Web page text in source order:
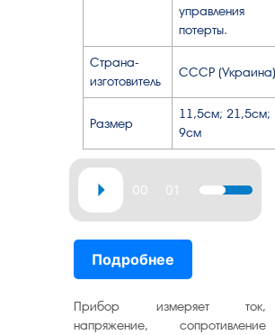
управления
потерты.
Страна-
изготовитель
СССР
Размер
11,5см; 21,5см;
9см
Аудиоплеер
00:0001:12
клавиши
увеличить
или
Подробнее
Прибор измеряет ток,
напряжение, сопротивление